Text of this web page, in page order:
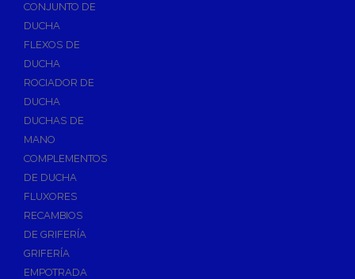
Bombas Sumergibles
Bombas de Drenaje y Residual
Bombas de Superficies Horizontal y Vertical
Desagües
Válvulas de Desagüe
Válvulas para Platos de Ducha y Bañeras
Sifones
Sumideros y Botes Sifónicos
Accesorios para Desagüe
Flotadores y Boyas
CONJUNTO DE
DUCHA
FLEXOS DE
DUCHA
ROCIADOR DE
DUCHA
DUCHAS DE
MANO
COMPLEMENTOS
DE DUCHA
FLUXORES
RECAMBIOS
DE GRIFERÍA
GRIFERÍA
EMPOTRADA